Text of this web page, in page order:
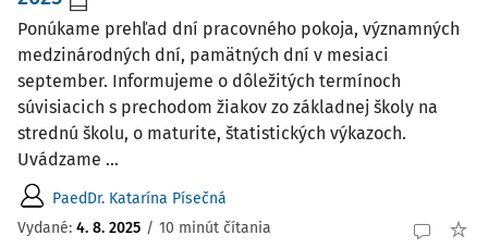
Ponúkame prehľad dní pracovného pokoja, významných
medzinárodných dní, pamätných dní v mesiaci
september. Informujeme o dôležitých termínoch
súvisiacich s prechodom žiakov zo základnej školy na
strednú školu, o maturite, štatistických výkazoch.
Uvádzame ...
PaedDr. Katarína Písečná
Vydané: 4. 8. 2025 / 10 minút čítania